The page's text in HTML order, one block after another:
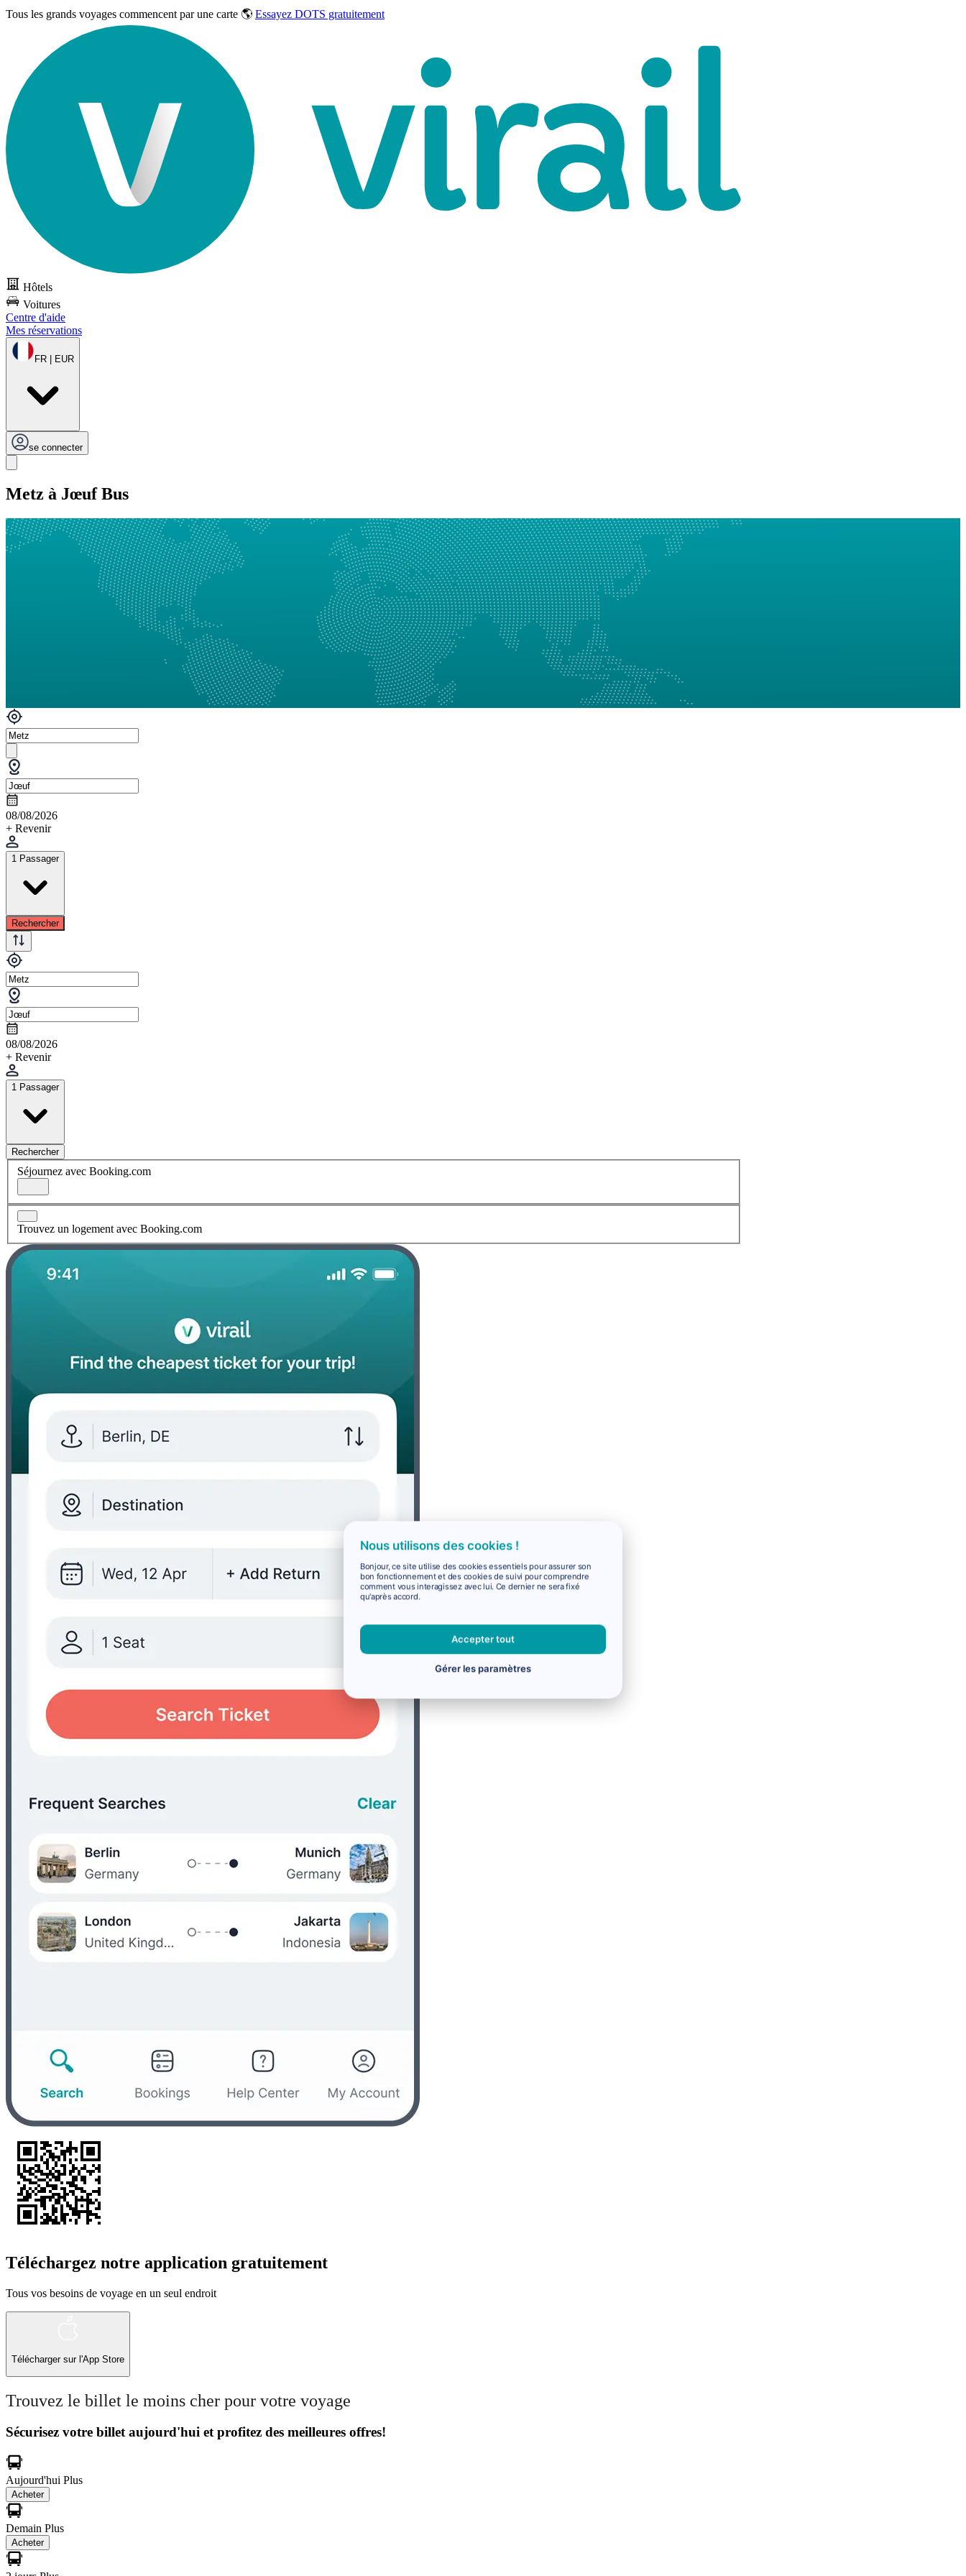
Tous les grands voyages commencent par une carte 🌎 Essayez DOTS gratuitement
Hôtels
Voitures
Centre d'aide
Mes réservations
FR | EUR
se connecter
Metz à Jœuf Bus
08/08/2026
+ Revenir
1 Passager
Rechercher
08/08/2026
+ Revenir
1 Passager
Rechercher
Séjournez avec Booking.com
Trouvez un logement avec Booking.com
Téléchargez notre application gratuitement
Tous vos besoins de voyage en un seul endroit
Télécharger sur l'App Store
Trouvez le billet le moins cher pour votre voyage
Sécurisez votre billet aujourd'hui et profitez des meilleures offres!
Aujourd'hui Plus
Acheter
Demain Plus
Acheter
Nous utilisons des cookies !
Bonjour, ce site utilise des cookies essentiels pour assurer son
bon fonctionnement et des cookies de suivi pour comprendre
comment vous interagissez avec lui. Ce dernier ne sera fixé
qu'après accord.
Accepter tout
Gérer les paramètres